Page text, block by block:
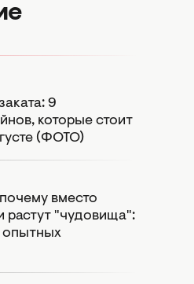
9
которые стоит
(ФОТО)
вместо
растут "чудовища":
опытных